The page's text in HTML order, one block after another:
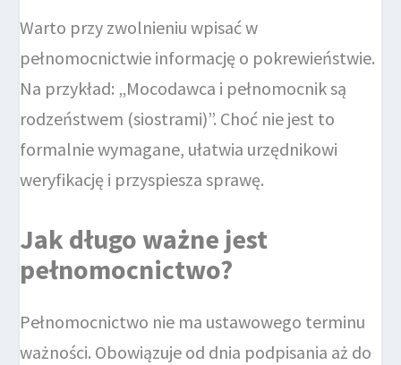
Warto przy zwolnieniu wpisać w
pełnomocnictwie informację o pokrewieństwie.
Na przykład: „Mocodawca i pełnomocnik są
rodzeństwem (siostrami)”. Choć nie jest to
formalnie wymagane, ułatwia urzędnikowi
weryfikację i przyspiesza sprawę.
Jak długo ważne jest
pełnomocnictwo?
Pełnomocnictwo nie ma ustawowego terminu
ważności. Obowiązuje od dnia podpisania aż do